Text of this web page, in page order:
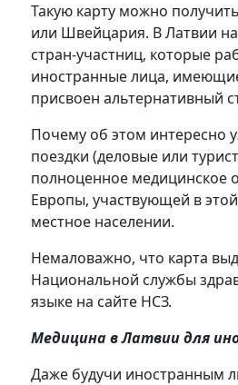
Такую карту можно
или Швейцария. В Латвии
стран-участниц, которые
иностранные лица,
присвоен альтернативный
Почему об этом интересно
поездки (деловые или
полноценное медицинское
Европы, участвующей в
местное населении.
Немаловажно, что карта
Национальной службы
языке на сайте НСЗ.
Медицина в Латвии для
Даже будучи иностранным